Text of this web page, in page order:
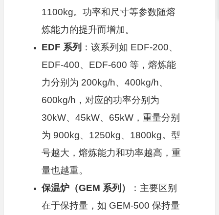
1100kg。功率和尺寸等参数随熔
炼能力的提升而增加。
EDF 系列 ：该系列如 EDF-200、
EDF-400、EDF-600 等，熔炼能
力分别为 200kg/h、400kg/h、
600kg/h，对应的功率分别为
30kW、45kW、65kW，重量分别
为 900kg、1250kg、1800kg。型
号越大，熔炼能力和功率越高，重
量也越重。
保温炉（GEM 系列）
：主要区别
在于保持量，如 GEM-500 保持量